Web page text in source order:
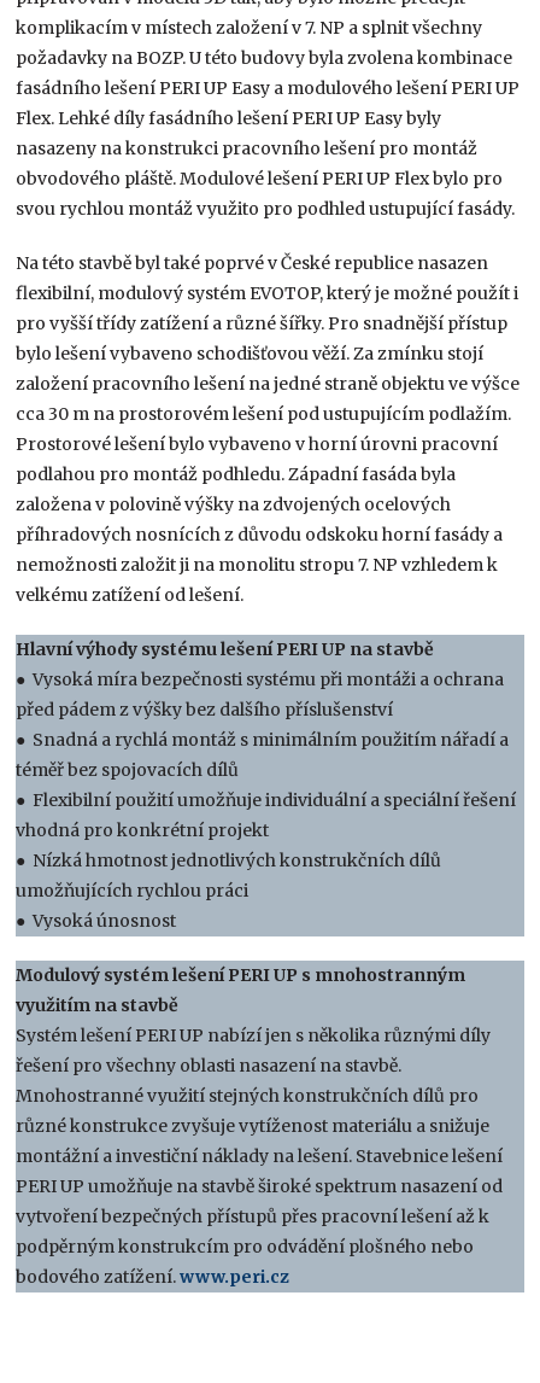
komplikacím v místech založení v 7. NP a splnit všechny
požadavky na BOZP. U této budovy byla zvolena kombinace
fasádního lešení PERI UP Easy a modulového lešení PERI UP
Flex. Lehké díly fasádního lešení PERI UP Easy byly
nasazeny na konstrukci pracovního lešení pro montáž
obvodového pláště. Modulové lešení PERI UP Flex bylo pro
svou rychlou montáž využito pro podhled ustupující fasády.
Na této stavbě byl také poprvé v České republice nasazen
flexibilní, modulový systém EVOTOP, který je možné použít i
pro vyšší třídy zatížení a různé šířky. Pro snadnější přístup
bylo lešení vybaveno schodišťovou věží. Za zmínku stojí
založení pracovního lešení na jedné straně objektu ve výšce
cca 30 m na prostorovém lešení pod ustupujícím podlažím.
Prostorové lešení bylo vybaveno v horní úrovni pracovní
podlahou pro montáž podhledu. Západní fasáda byla
založena v polovině výšky na zdvojených ocelových
příhradových nosnících z důvodu odskoku horní fasády a
nemožnosti založit ji na monolitu stropu 7. NP vzhledem k
velkému zatížení od lešení.
Hlavní výhody systému lešení PERI UP na stavbě
● Vysoká míra bezpečnosti systému při montáži a ochrana
před pádem z výšky bez dalšího příslušenství
● Snadná a rychlá montáž s minimálním použitím nářadí a
téměř bez spojovacích dílů
● Flexibilní použití umožňuje individuální a speciální řešení
vhodná pro konkrétní projekt
● Nízká hmotnost jednotlivých konstrukčních dílů
umožňujících rychlou práci
● Vysoká únosnost
Modulový systém lešení PERI UP s mnohostranným
využitím na stavbě
Systém lešení PERI UP nabízí jen s několika různými díly
řešení pro všechny oblasti nasazení na stavbě.
Mnohostranné využití stejných konstrukčních dílů pro
různé konstrukce zvyšuje vytíženost materiálu a snižuje
montážní a investiční náklady na lešení. Stavebnice lešení
PERI UP umožňuje na stavbě široké spektrum nasazení od
vytvoření bezpečných přístupů přes pracovní lešení až k
podpěrným konstrukcím pro odvádění plošného nebo
bodového zatížení.www.peri.cz